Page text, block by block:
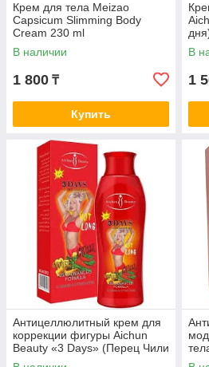
Крем для тела Meizao
Capsicum Slimming Body
Cream 230 ml
В наличии
1 800 ₸
Купить
В
1
Антицеллюлитный крем для
коррекции фигуры Aichun
Beauty «3 Days» (Перец Чили
и Имбирь), 200 мл